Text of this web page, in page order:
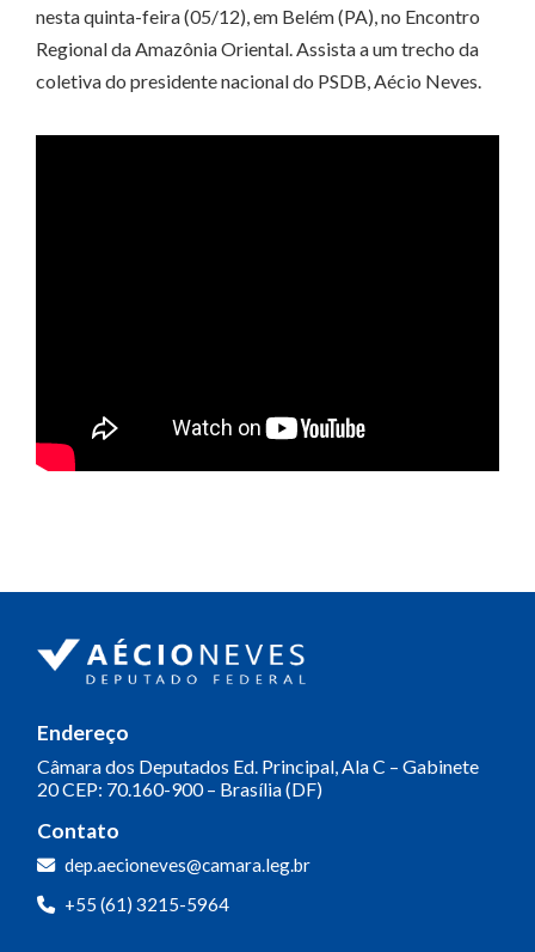
nesta quinta-feira (05/12), em Belém (PA), no Encontro
Regional da Amazônia Oriental. Assista a um trecho da
coletiva do presidente nacional do PSDB, Aécio Neves.
Endereço
Câmara dos Deputados Ed. Principal, Ala C – Gabinete
20CEP: 70.160-900 – Brasília (DF)
Contato
dep.aecioneves@camara.leg.br
+55 (61) 3215-5964